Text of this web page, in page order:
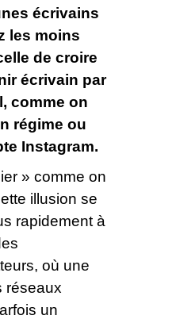
écrivains
les moins
de croire
écrivain par
comme on
régime ou
Instagram.
» comme on
illusion se
rapidement à
où une
réseaux
un